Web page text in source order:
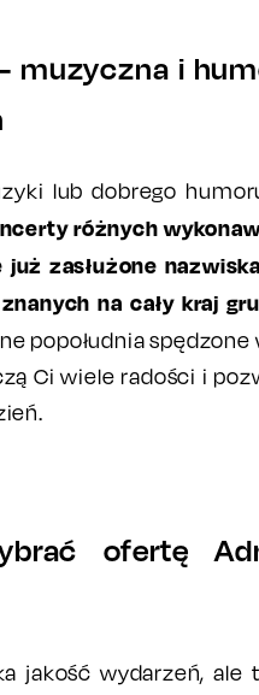
muzyczna i
lub dobrego
różnych
zasłużone
na cały kraj
popołudnia
Ci wiele radości i
ofertę
jakość wydarzeń, ale